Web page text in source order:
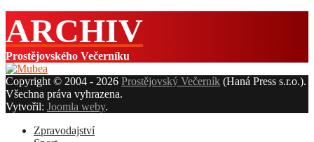
ARCHIV
Prostějovského Večerníku
Copyright © 2004 - 2026 Prostějovský Večerník (Haná Press s.r.o.).
Všechna práva vyhrazena.
Vytvořil: Joomla weby.
Zpravodajství